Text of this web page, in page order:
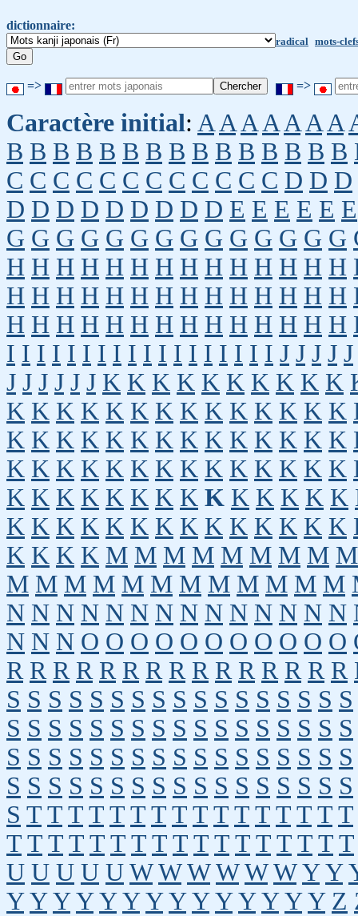
dictionnaire:
radical mots-
=> =>
Caractère initial: A A A A A A A
B B B B B B B B B B B B B B B
C C C C C C C C C C C C D D D
D D D D D D D D D E E E E E E
G G G G G G G G G G G G G G
H H H H H H H H H H H H H H
H H H H H H H H H H H H H H
H H H H H H H H H H H H H H
I I I I I I I I I I I I I I I I I I J J J J J
J J J J J J K K K K K K K K K K
K K K K K K K K K K K K K K
K K K K K K K K K K K K K K
K K K K K K K K K K K K K K
K K K K K K K K K K K K K K
K K K K K K K K K K K K K K
K K K K M M M M M M M M M
M M M M M M M M M M M M
N N N N N N N N N N N N N N
N N N O O O O O O O O O O O
R R R R R R R R R R R R R R R
S S S S S S S S S S S S S S S S S
S S S S S S S S S S S S S S S S S
S S S S S S S S S S S S S S S S S
S S S S S S S S S S S S S S S S S
S T T T T T T T T T T T T T T T T
T T T T T T T T T T T T T T T T T
U U U U U W W W W W W Y Y
Y Y Y Y Y Y Y Y Y Y Y Y Y Y Z